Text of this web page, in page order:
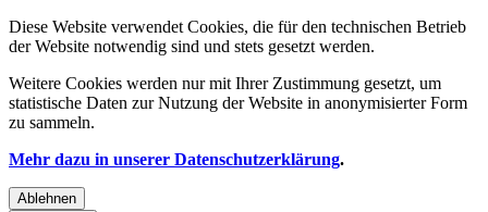
Diese Website verwendet Cookies, die für den technischen Betrieb
der Website notwendig sind und stets gesetzt werden.
Weitere Cookies werden nur mit Ihrer Zustimmung gesetzt, um
statistische Daten zur Nutzung der Website in anonymisierter Form
zu sammeln.
Mehr dazu in unserer Datenschutzerklärung.
Ablehnen